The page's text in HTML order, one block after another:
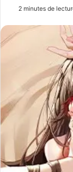
n
e
r
u
n
c
o
u
r
i
2 minutes de